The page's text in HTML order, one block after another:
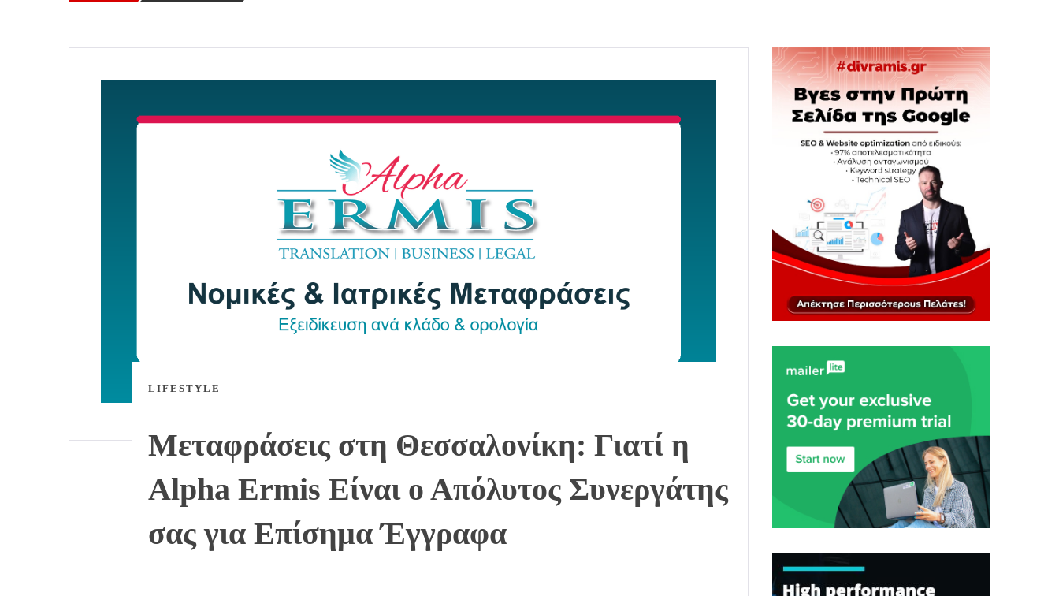
LIFESTYLE
Μεταφράσεις στη Θεσσαλονίκη: Γιατί η
Alpha Ermis Είναι ο Απόλυτος Συνεργάτης
σας για Επίσημα Έγγραφα